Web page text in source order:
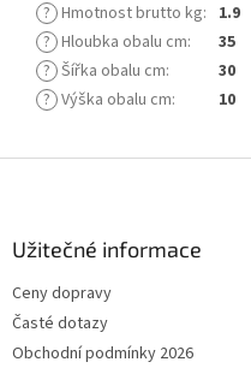
? Hmotnost brutto kg: 1.9
? Hloubka obalu cm:
35
? Šířka obalu cm:
30
? Výška obalu cm: 10
Užitečné informace
Ceny dopravy
Časté dotazy
Obchodní podmínky 2026